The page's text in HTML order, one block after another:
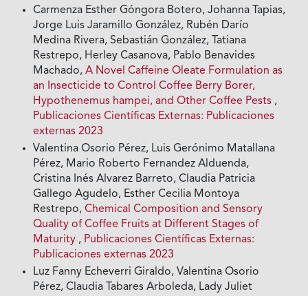
Carmenza Esther Góngora Botero, Johanna Tapias,
Jorge Luis Jaramillo González, Rubén Darío
Medina Rivera, Sebastián González, Tatiana
Restrepo, Herley Casanova, Pablo Benavides
Machado,A Novel Caffeine Oleate Formulation as
an Insecticide to Control Coffee Berry Borer,
Hypothenemus hampei, and Other Coffee Pests ,
Publicaciones Científicas Externas: Publicaciones
externas 2023
Valentina Osorio Pérez, Luis Gerónimo Matallana
Pérez, Mario Roberto Fernandez Alduenda,
Cristina Inés Alvarez Barreto, Claudia Patricia
Gallego Agudelo, Esther Cecilia Montoya
Restrepo,Chemical Composition and Sensory
Quality of Coffee Fruits at Different Stages of
Maturity , Publicaciones Científicas Externas:
Publicaciones externas 2023
Luz Fanny Echeverri Giraldo, Valentina Osorio
Pérez, Claudia Tabares Arboleda, Lady Juliet